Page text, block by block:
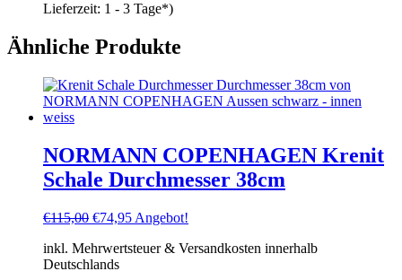
Lieferzeit: 1 - 3 Tage*)
Ähnliche Produkte
NORMANN COPENHAGEN Krenit
Schale Durchmesser 38cm
€115,00 Ursprünglicher
war:
€115,00
€74,95Aktueller
ist:
Angebot!
inkl. Mehrwertsteuer & Versandkosten innerhalb
Deutschlands